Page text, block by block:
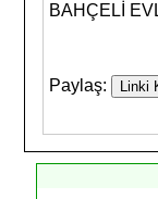
BAHÇELİ
Paylaş: